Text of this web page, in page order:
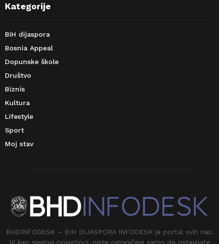
Kategorije
BiH dijaspora
Bosnia Appeal
Dopunske škole
Društvo
Biznis
Kultura
Lifestyle
Sport
Moj stav
BHDINFODESK – BIH DIJASPORA INFODESK je portal svih nas.
Vi kao njegovi posjetioci, niste ograničeni samo da ostavljate